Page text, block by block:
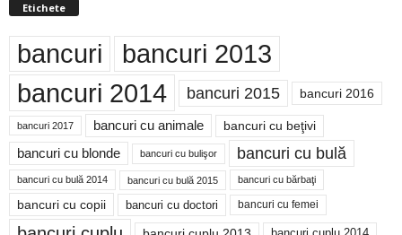
Etichete
bancuri bancuri 2013
bancuri 2014 bancuri 2015 bancuri 2016
bancuri 2017 bancuri cu animale bancuri cu beţivi
bancuri cu blonde bancuri cu bulişor bancuri cu bulă
bancuri cu bulă 2014 bancuri cu bulă 2015 bancuri cu bărbaţi
bancuri cu copii bancuri cu doctori bancuri cu femei